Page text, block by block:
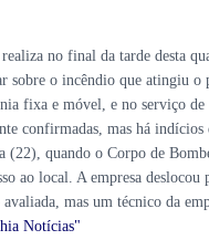
no final da tarde desta
sobre o incêndio que atingiu
fixa e móvel, e no serviço
confirmadas, mas há
(22), quando o Corpo de
ao local. A empresa
avaliada, mas um técnico da
Notícias"